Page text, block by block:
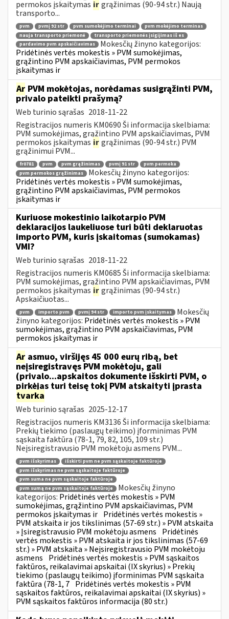
permokos įskaitymas irgrąžinimas (90-94 str.) Naują
transporto...
pvm pvmį 92 str pvm sumokėjimo terminai
pvm mokėjimo terminas
nauja transporto priemonė
transporto priemonės įsigijimas iš es
pardavimo pvm apskaičiavimas
Mokesčių žinyno kategorijos:
Pridėtinės vertės mokestis » PVM sumokėjimas,
grąžintino PVM apskaičiavimas, PVM permokos
įskaitymas ir
Ar PVM mokėtojas, norėdamas susigrąžinti PVM,
privalo pateikti prašymą?
Web turinio sąrašas 2018-11-22
Registracijos numeris KM0690 Ši informacija skelbiama:
PVM sumokėjimas, grąžintino PVM apskaičiavimas, PVM
permokos įskaitymas irgrąžinimas (90-94 str.) PVM
grąžinimui PVM...
fr0781 pvm pvm grąžinimas pvmį 91 str
pvm permoka
pvm permokos grąžinimas
Mokesčių žinyno kategorijos:
Pridėtinės vertės mokestis » PVM sumokėjimas,
grąžintino PVM apskaičiavimas, PVM permokos
įskaitymas ir
Kuriuose mokestinio laikotarpio PVM
deklaracijos laukeliuose turi būti deklaruotas
importo PVM, kuris įskaitomas (sumokamas)
VMI?
Web turinio sąrašas 2018-11-22
Registracijos numeris KM0685 Ši informacija skelbiama:
PVM sumokėjimas, grąžintino PVM apskaičiavimas, PVM
permokos įskaitymas irgrąžinimas (90-94 str.)
Apskaičiuotas...
pvm importo pvm pvmį 94 str importo pvm įskaitymas
Mokesčių
žinyno kategorijos: Pridėtinės vertės mokestis » PVM
sumokėjimas, grąžintino PVM apskaičiavimas, PVM
permokos įskaitymas ir
Ar asmuo, viršijęs 45 000 eurų ribą, bet
neįsiregistravęs PVM mokėtoju, gali
(privalo...apskaitos dokumente išskirti PVM, o
pirkėjas turi teisę tokį PVM atskaityti įprasta
tvarka
Web turinio sąrašas 2025-12-17
Registracijos numeris KM3136 Ši informacija skelbiama:
Prekių tiekimo (paslaugų teikimo) įforminimas PVM
sąskaita faktūra (78-1, 79, 82, 105, 109 str.)
Neįsiregistravusio PVM mokėtoju asmens PVM...
pvm išskyrimas
išskirti pvm ne pvm sąskaitoje faktūroje
pvm išskyrimas ne pvm sąskaitoje faktūroje
pvm suma ne pvm sąskaitoje faktūroje
pvm sumą ne pvm sąskaitoje faktūroje
Mokesčių žinyno
kategorijos: Pridėtinės vertės mokestis » PVM
sumokėjimas, grąžintino PVM apskaičiavimas, PVM
permokos įskaitymas ir Pridėtinės vertės mokestis »
PVM atskaita ir jos tikslinimas (57-69 str.) » PVM atskaita
» Įsiregistravusio PVM mokėtoju asmens Pridėtinės
vertės mokestis » PVM atskaita ir jos tikslinimas (57-69
str.) » PVM atskaita » Neįsiregistravusio PVM mokėtoju
asmens Pridėtinės vertės mokestis » PVM sąskaitos
faktūros, reikalavimai apskaitai (IX skyrius) » Prekių
tiekimo (paslaugų teikimo) įforminimas PVM sąskaita
faktūra (78-1, 7 Pridėtinės vertės mokestis » PVM
sąskaitos faktūros, reikalavimai apskaitai (IX skyrius) »
PVM sąskaitos faktūros informacija (80 str.)